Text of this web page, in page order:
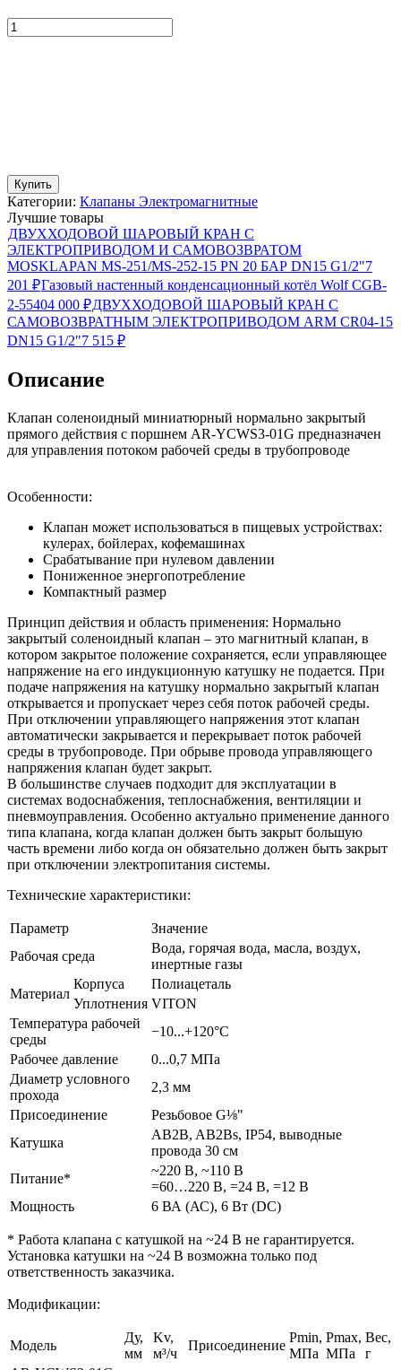
Купить
Категории: Клапаны Электромагнитные
Лучшие товары
ДВУХХОДОВОЙ ШАРОВЫЙ КРАН С
ЭЛЕКТРОПРИВОДОМ И САМОВОЗВРАТОМ
MOSKLAPAN MS-251/MS-252-15 PN 20 БАР DN15 G1/2"7
201 ₽Газовый настенный конденсационный котёл Wolf CGB-
2-55404 000 ₽ДВУХХОДОВОЙ ШАРОВЫЙ КРАН С
САМОВОЗВРАТНЫМ ЭЛЕКТРОПРИВОДОМ ARM CR04-15
DN15 G1/2"7 515 ₽
Описание
Клапан соленоидный миниатюрный нормально закрытый
прямого действия с поршнем AR-YCWS3-01G предназначен
для управления потоком рабочей среды в трубопроводе
Особенности:
Клапан может использоваться в пищевых устройствах:
кулерах, бойлерах, кофемашинах
Срабатывание при нулевом давлении
Пониженное энергопотребление
Компактный размер
Принцип действия и область применения: Нормально
закрытый соленоидный клапан – это магнитный клапан, в
котором закрытое положение сохраняется, если управляющее
напряжение на его индукционную катушку не подается. При
подаче напряжения на катушку нормально закрытый клапан
открывается и пропускает через себя поток рабочей среды.
При отключении управляющего напряжения этот клапан
автоматически закрывается и перекрывает поток рабочей
среды в трубопроводе. При обрыве провода управляющего
напряжения клапан будет закрыт.
В большинстве случаев подходит для эксплуатации в
системах водоснабжения, теплоснабжения, вентиляции и
пневмоуправления. Особенно актуально применение данного
типа клапана, когда клапан должен быть закрыт большую
часть времени либо когда он обязательно должен быть закрыт
при отключении электропитания системы.
Технические характеристики:
Параметр
Значение
Рабочая среда
Вода, горячая вода, масла, воздух,
инертные газы
Материал
Корпуса
Полиацеталь
Уплотнения VITON
Температура рабочей
среды
−10...+120°С
Рабочее давление
0...0,7 МПа
Диаметр условного
прохода
2,3 мм
Присоединение
Резьбовое G⅛"
Катушка
AB2B, AB2Bs, IP54, выводные
провода 30 см
Питание*
~220 В, ~110 В
=60…220 В, =24 В, =12 В
Мощность
6 ВА (АС), 6 Вт (DC)
* Работа клапана с катушкой на ~24 В не гарантируется.
Установка катушки на ~24 В возможна только под
ответственность заказчика.
Модификации:
Модель
Ду,
мм
Kv,
м³/ч
Присоединение
Pmin,
МПа
Pmax,
МПа
Вес,
г